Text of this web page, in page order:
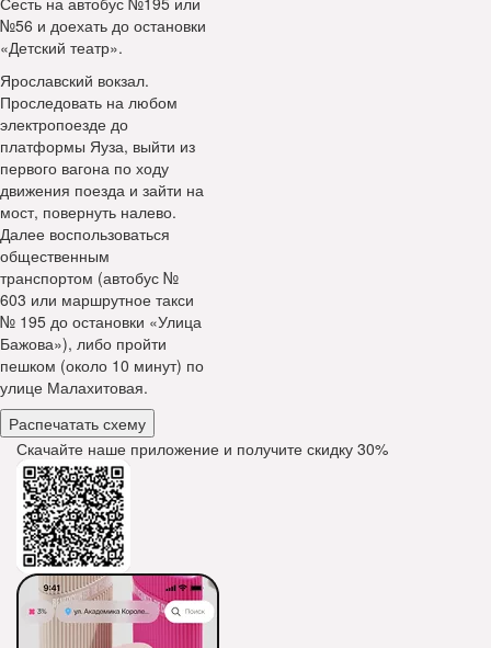
№56 и доехать до остановки
«Детский театр».
Ярославский вокзал.
Проследовать на любом
электропоезде до
платформы Яуза, выйти из
первого вагона по ходу
движения поезда и зайти на
мост, повернуть налево.
Далее воспользоваться
общественным
транспортом (автобус №
603 или маршрутное такси
№ 195 до остановки «Улица
Бажова»), либо пройти
пешком (около 10 минут) по
улице Малахитовая.
Распечатать схему
Скачайте наше приложение и получите скидку 30%